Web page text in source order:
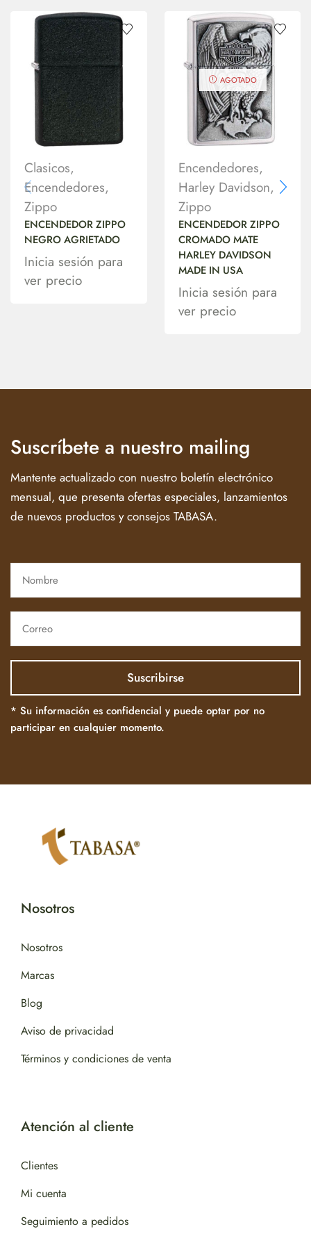
Clasicos,
Encendedores,
Zippo
ENCENDEDOR ZIPPO
NEGRO AGRIETADO
Inicia sesión para
ver precio
AGOTADO
Encendedores,
Harley Davidson,
Zippo
ENCENDEDOR ZIPPO
CROMADO MATE
HARLEY DAVIDSON
MADE IN USA
Inicia sesión para
ver precio
Suscríbete a nuestro mailing
Mantente actualizado con nuestro boletín electrónico
mensual, que presenta ofertas especiales, lanzamientos
de nuevos productos y consejos TABASA.
* Su información es confidencial y puede optar por no
participar en cualquier momento.
Nosotros
Nosotros
Marcas
Blog
Aviso de privacidad
Términos y condiciones de venta
Atención al cliente
Clientes
Mi cuenta
Seguimiento a pedidos